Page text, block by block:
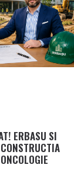
ERBASU SI